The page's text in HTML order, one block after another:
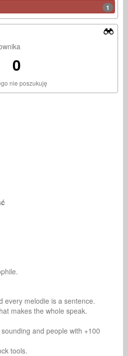
1
0
nie poszukuję
every melodie is a sentence.
makes the whole speak.
and people with +100
tools.